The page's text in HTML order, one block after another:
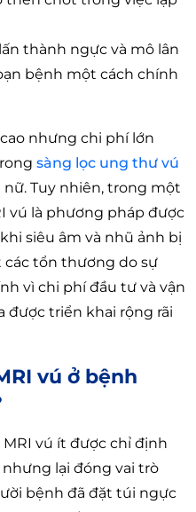
thành ngực và mô lân
bệnh một cách chính
nhưng chi phí lớn
sàng lọc ung thư vú
Tuy nhiên, trong một
vú là phương pháp được
siêu âm và nhũ ảnh bị
các tổn thương do sự
vì chi phí đầu tư và vận
được triển khai rộng rãi
vú ở bệnh
vú ít được chỉ định
lại đóng vai trò
bệnh đã đặt túi ngực